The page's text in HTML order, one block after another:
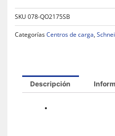
SKU 078-QO2175SB
CategoríasCentros de carga,
Descripción